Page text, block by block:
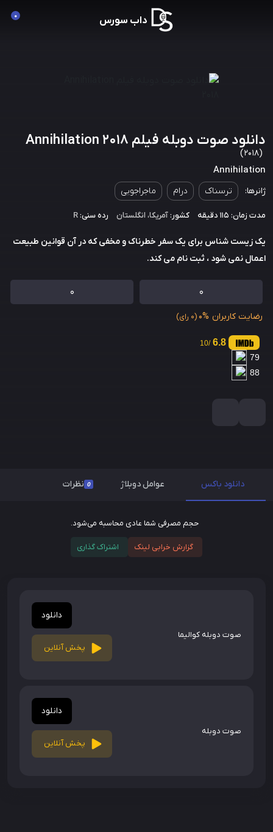
0 داب سورس
دانلود صوت دوبله فیلم Annihilation 2018
(2018)
Annihilation
ژانرها: ترسناک درام ماجراجویی
مدت زمان: 115 دقیقه کشور:آمریکا، انگلستان رده سنی:R
یک زیست شناس برای یک سفر خطرناک و مخفی که در آن قوانین طبیعت
اعمال نمی شود ، ثبت نام می کند.
0
0
رضایت کاربران 0% (0 رای)
6.8
/10
79
88
دانلود باکس عوامل دوبلاژ 0 نظرات
حجم مصرفی شما عادی محاسبه می‌شود.
گزارش خرابی لینک اشتراک گذاری
صوت دوبله کوالیما
دانلود
پخش آنلاین
صوت دوبله
دانلود
پخش آنلاین